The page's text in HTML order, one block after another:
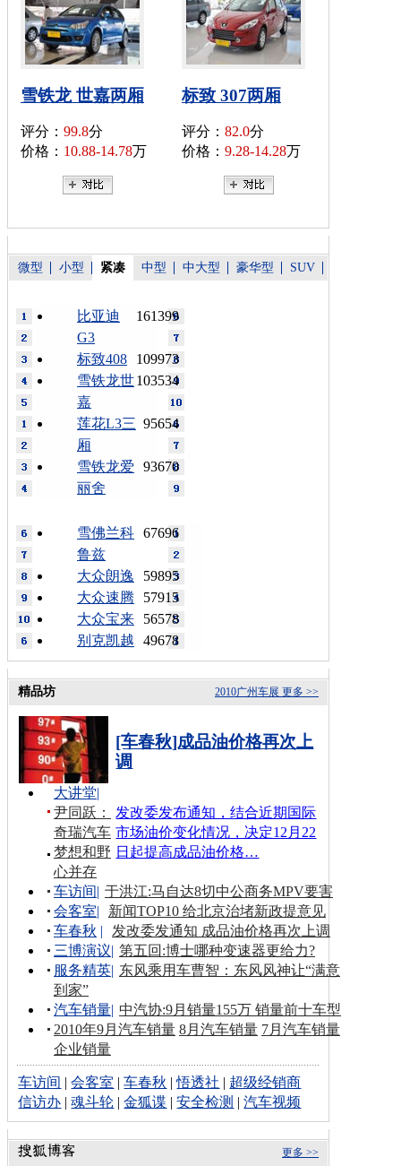
雪铁龙 世嘉两厢
评分： 99.8分
价格： 10.88-14.78万
标致 307两厢
评分： 82.0分
价格： 9.28-14.28万
微型 小型 紧凑 中型 中大型 豪华型 SUV
161399
比亚迪
G3
109973
标致408
103534
雪铁龙世
嘉
95654
莲花L3三
厢
93670
雪铁龙爱
丽舍
67696
雪佛兰科
鲁兹
59895
大众朗逸
57915
大众速腾
56578
大众宝来
49678
别克凯越
更多 >>
2010广州车展
精品坊
[车春秋]成品油价格再次上
调
发改委发布通知，结合近期国际
市场油价变化情况，决定12月22
日起提高成品油价格…
大讲堂|
尹同跃：
奇瑞汽车
梦想和野
心并存
车访间| 于洪江:马自达8切中公商务MPV要害
会客室|
新闻TOP10 给北京治堵新政提意见
车春秋 |
发改委发通知 成品油价格再次上调
三博演议| 第五回:博士哪种变速器更给力?
服务精英| 东风乘用车曹智：东风风神让“满意
到家”
汽车销量| 中汽协:9月销量155万 销量前十车型
2010年9月汽车销量 8月汽车销量 7月汽车销量
企业销量
车访间 |会客室 |车春秋 |悟透社 | 超级经销商
信访办 |魂斗轮 |金狐谍 |安全检测 |汽车视频
更多 >>